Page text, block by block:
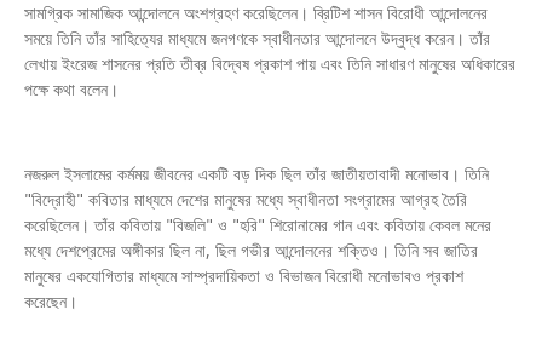
সামগ্রিক সামাজিক আন্দোলনে অংশগ্রহণ করেছিলেন। ব্রিটিশ শাসন বিরোধী আন্দোলনের
সময়ে তিনি তাঁর সাহিত্যের মাধ্যমে জনগণকে স্বাধীনতার আন্দোলনে উদ্বুদ্ধ করেন। তাঁর
লেখায় ইংরেজ শাসনের প্রতি তীব্র বিদ্বেষ প্রকাশ পায় এবং তিনি সাধারণ মানুষের অধিকারের
পক্ষে কথা বলেন।
নজরুল ইসলামের কর্মময় জীবনের একটি বড় দিক ছিল তাঁর জাতীয়তাবাদী মনোভাব। তিনি
"বিদ্রোহী" কবিতার মাধ্যমে দেশের মানুষের মধ্যে স্বাধীনতা সংগ্রামের আগ্রহ তৈরি
করেছিলেন। তাঁর কবিতায় "বিজলি" ও "হরি" শিরোনামের গান এবং কবিতায় কেবল মনের
মধ্যে দেশপ্রেমের অঙ্গীকার ছিল না, ছিল গভীর আন্দোলনের শক্তিও। তিনি সব জাতির
মানুষের একযোগিতার মাধ্যমে সাম্প্রদায়িকতা ও বিভাজন বিরোধী মনোভাবও প্রকাশ
করেছেন।